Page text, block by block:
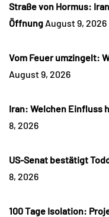
Straße von Hormus:
Öffnung August 9, 2026
Vom Feuer umzingelt:
August 9, 2026
Iran: Welchen Einfluss
8, 2026
US-Senat bestätigt
8, 2026
100 Tage Isolation: